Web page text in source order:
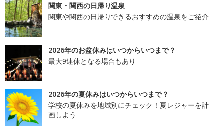
関東・関西の日帰り温泉
関東や関西の日帰りできるおすすめの温泉をご紹介
2026年のお盆休みはいつからいつまで？
最大9連休となる場合もあり
2026年の夏休みはいつからいつまで？
学校の夏休みを地域別にチェック！夏レジャーを計
画しよう